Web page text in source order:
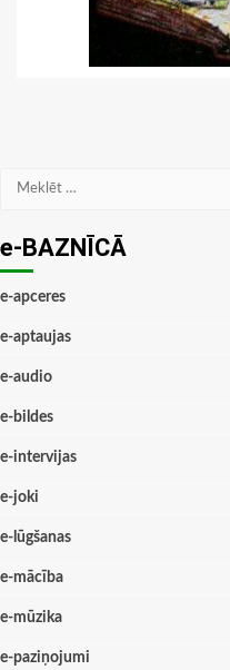
Meklēt:
e-BAZNĪCĀ
e-apceres
e-aptaujas
e-audio
e-bildes
e-intervijas
e-joki
e-lūgšanas
e-mācība
e-mūzika
e-paziņojumi